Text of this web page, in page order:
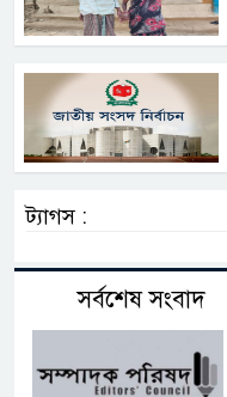
ট্যাগস :
সর্বশেষ সংবাদ